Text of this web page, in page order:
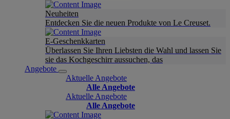
Neuheiten
Entdecken Sie die neuen Produkte von Le Creuset.
E-Geschenkkarten
Überlassen Sie Ihren Liebsten die Wahl und lassen Sie
sie das Kochgeschirr aussuchen, das
Angebote
Aktuelle Angebote
Alle Angebote
Aktuelle Angebote
Alle Angebote